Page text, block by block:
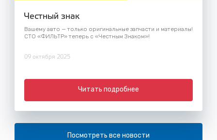
Честный знак
Вашему авто — только оригинальные запчасти и материалы!
СТО «ФИЛЬТР» теперь с «Честным Знаком»!
09 октября 2025
Читать подробнее
Посмотреть все новости